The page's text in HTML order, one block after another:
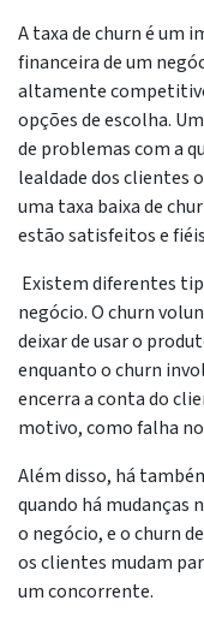
A taxa de churn é um
financeira de um
altamente
opções de escolha.
de problemas com a
lealdade dos clientes
uma taxa baixa de
estão satisfeitos e
Existem diferentes
negócio. O churn
deixar de usar o
enquanto o churn
encerra a conta do
motivo, como falha
Além disso, há
quando há mudanças
o negócio, e o churn
os clientes mudam
um concorrente.